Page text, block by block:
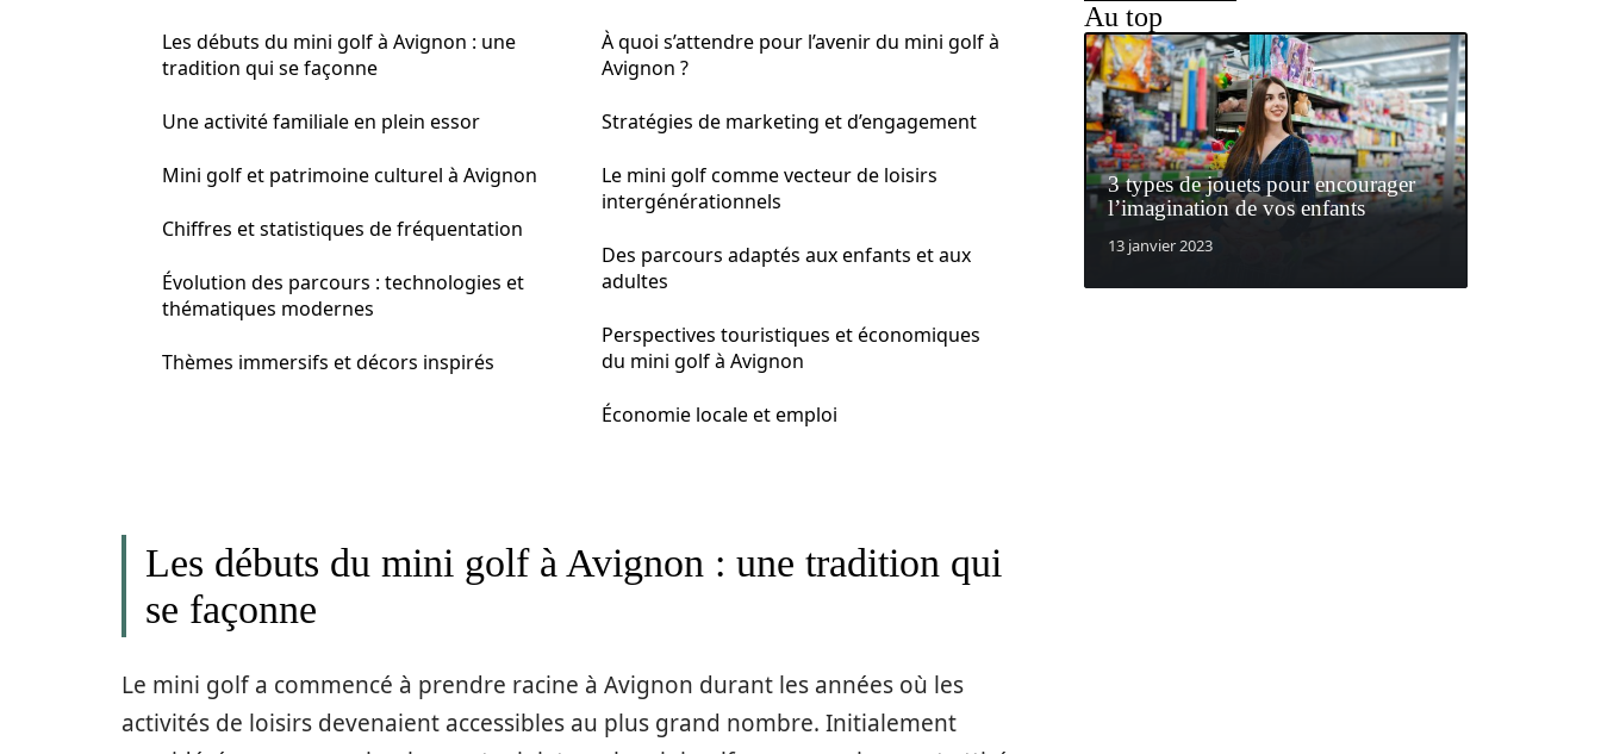
Les débuts du mini golf à Avignon : une
tradition qui se façonne
Une activité familiale en plein essor
Mini golf et patrimoine culturel à Avignon
Chiffres et statistiques de fréquentation
Évolution des parcours : technologies et
thématiques modernes
Thèmes immersifs et décors inspirés
À quoi s’attendre pour l’avenir du mini golf à
Avignon ?
Stratégies de marketing et d’engagement
Le mini golf comme vecteur de loisirs
intergénérationnels
Des parcours adaptés aux enfants et aux
adultes
Perspectives touristiques et économiques
du mini golf à Avignon
Économie locale et emploi
Les débuts du mini golf à Avignon : une tradition qui
se façonne
Le mini golf a commencé à prendre racine à Avignon durant les années où les
activités de loisirs devenaient accessibles au plus grand nombre. Initialement
Au top
3 types de jouets pour encourager
l’imagination de vos enfants
13 janvier 2023